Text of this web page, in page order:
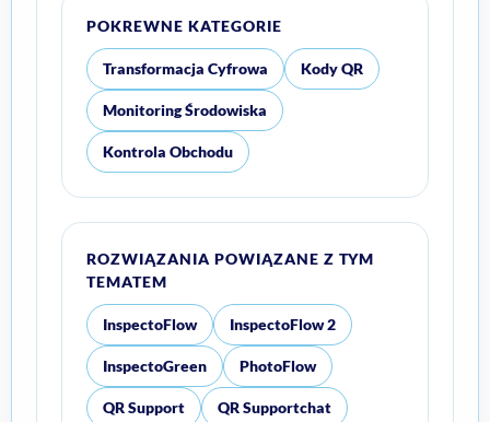
POKREWNE KATEGORIE
Transformacja Cyfrowa Kody QR
Monitoring Środowiska
Kontrola Obchodu
ROZWIĄZANIA POWIĄZANE Z TYM
TEMATEM
InspectoFlow InspectoFlow 2
InspectoGreen PhotoFlow
QR Support QR Supportchat